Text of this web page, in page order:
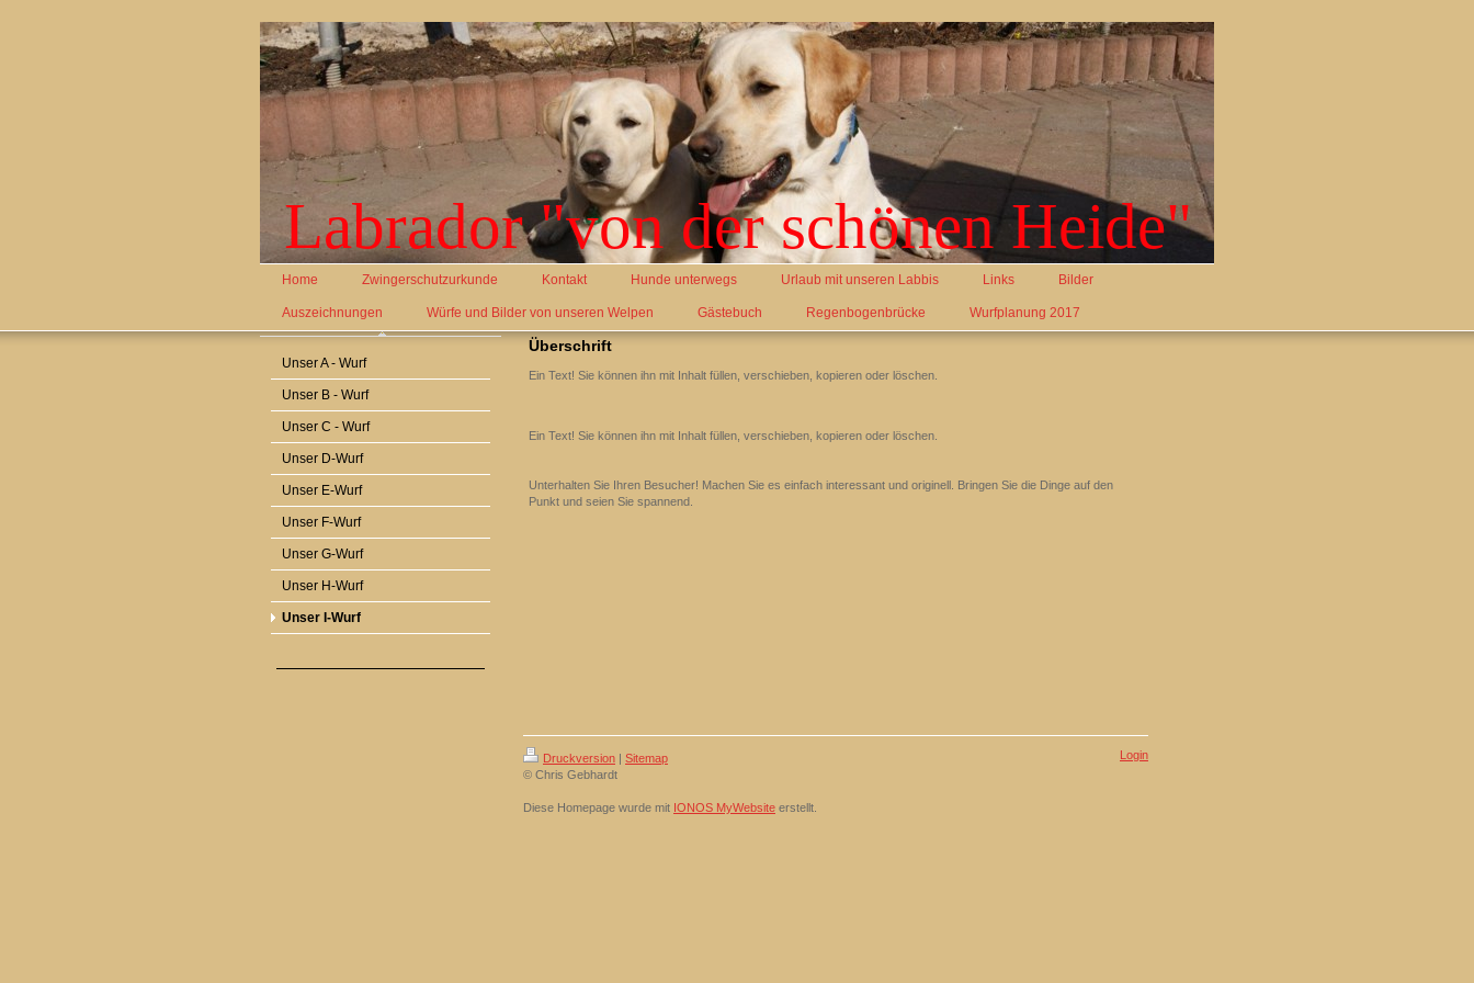
Labrador "von der schönen Heide"
Home Zwingerschutzurkunde Kontakt Hunde unterwegs Urlaub mit unseren Labbis Links Bilder
Auszeichnungen Würfe und Bilder von unseren Welpen Gästebuch Regenbogenbrücke Wurfplanung 2017
Unser A - Wurf
Unser B - Wurf
Unser C - Wurf
Unser D-Wurf
Unser E-Wurf
Unser F-Wurf
Unser G-Wurf
Unser H-Wurf
Unser I-Wurf
Überschrift
Ein Text! Sie können ihn mit Inhalt füllen, verschieben, kopieren oder löschen.
Ein Text! Sie können ihn mit Inhalt füllen, verschieben, kopieren oder löschen.
Unterhalten Sie Ihren Besucher! Machen Sie es einfach interessant und originell. Bringen Sie die Dinge auf den
Punkt und seien Sie spannend.
Druckversion | Sitemap
© Chris Gebhardt
Diese Homepage wurde mit IONOS MyWebsite erstellt.
Login